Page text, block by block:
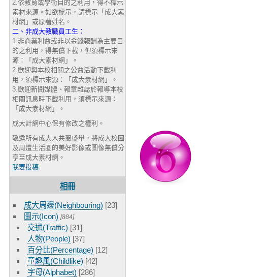
2.依教育或學術目的之利用，得不標示
素材來源。如欲標示，請標示「成大素
材網」或原著姓名。
二、非成大教職員工生：
1.非商業利益或非以金錢報酬為主要目
的之利用，得無償下載，但須標示來
源：「成大素材網」。
2.歡迎與本校相關之公益活動下載利
用，須標示來源：「成大素材網」。
3.歡迎新聞媒體、報章雜誌於報導本校
相關訊息時下載利用，須標示來源：
「成大素材網」。
成大計網中心保有修改之權利。
敬邀所有成大人共襄盛舉，將成大校園
及周遭生活圈的美好影像或圖像無償分
享至成大素材網。
我要投稿
相冊
成大周邊(Neighbouring) [23]
圖示(Icon) [884]
交通(Traffic) [31]
人物(People) [37]
百分比(Percentage) [12]
童趣風(Childlike) [42]
字母(Alphabet) [286]